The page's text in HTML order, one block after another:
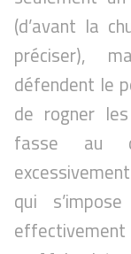
(d’avant la
préciser),
défendent le
de rogner
fasse au
qui
effectivement